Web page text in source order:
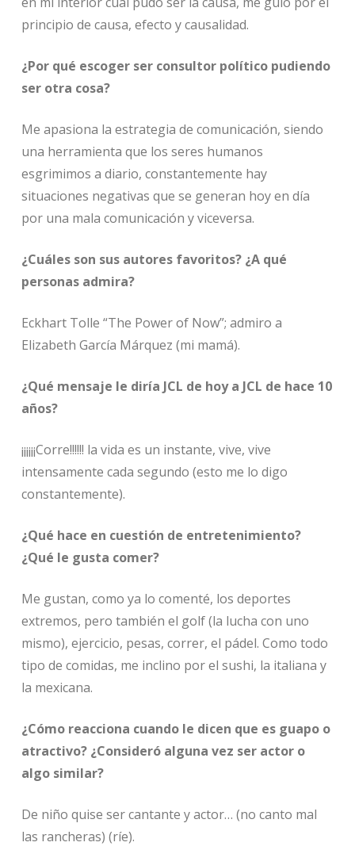
principio de causa, efecto y causalidad.
¿Por qué escoger ser consultor político pudiendo
ser otra cosa?
Me apasiona la estrategia de comunicación, siendo
una herramienta que los seres humanos
esgrimimos a diario, constantemente hay
situaciones negativas que se generan hoy en día
por una mala comunicación y viceversa.
¿Cuáles son sus autores favoritos? ¿A qué
personas admira?
Eckhart Tolle “The Power of Now”; admiro a
Elizabeth García Márquez (mi mamá).
¿Qué mensaje le diría JCL de hoy a JCL de hace 10
años?
¡¡¡¡¡¡Corre!!!!!! la vida es un instante, vive, vive
intensamente cada segundo (esto me lo digo
constantemente).
¿Qué hace en cuestión de entretenimiento?
¿Qué le gusta comer?
Me gustan, como ya lo comenté, los deportes
extremos, pero también el golf (la lucha con uno
mismo), ejercicio, pesas, correr, el pádel. Como todo
tipo de comidas, me inclino por el sushi, la italiana y
la mexicana.
¿Cómo reacciona cuando le dicen que es guapo o
atractivo? ¿Consideró alguna vez ser actor o
algo similar?
De niño quise ser cantante y actor… (no canto mal
las rancheras) (ríe).